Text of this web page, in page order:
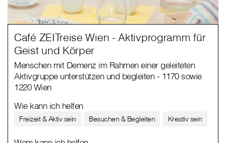
Café ZEITreise Wien - Aktivprogramm für
Geist und Körper
Menschen mit Demenz im Rahmen einer geleiteten
Aktivgruppe unterstützen und begleiten - 1170 sowie
1220 Wien
Wie kann ich helfen
Freizeit & Aktiv sein Besuchen & Begleiten Kreativ sein